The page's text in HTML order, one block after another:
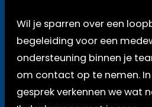
Wil je sparren over een
begeleiding voor een
ondersteuning binnen je
om contact op te nemen.
gesprek verkennen we wat